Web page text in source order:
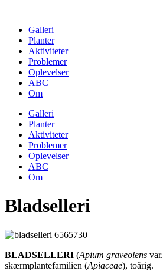
contentGalleri
Planter
Aktiviteter
Problemer
Oplevelser
ABC
Om
Galleri
Planter
Aktiviteter
Problemer
Oplevelser
ABC
Om
Bladselleri
BLADSELLERI (Apium graveolens var.
skærmplantefamilien (Apiaceae), toårig.